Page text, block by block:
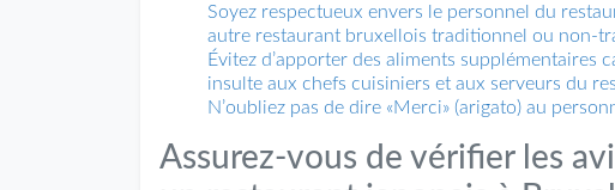
Soyez respectueux envers le personnel du
autre restaurant bruxellois traditionnel ou non-
Évitez d’apporter des aliments supplémentaires
insulte aux chefs cuisiniers et aux serveurs du
N’oubliez pas de dire «Merci» (arigato) au
Assurez-vous de vérifier les